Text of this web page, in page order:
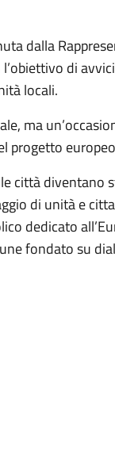
dalla
di
locali.
ma
progetto
città diventano
di unità e
dedicato
fondato su